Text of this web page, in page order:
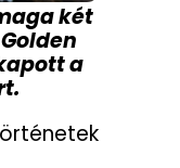
két
a